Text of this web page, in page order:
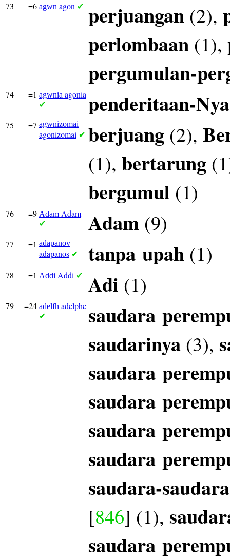
73 =6 agwn agon ✔ perjuangan (2),
perlombaan (1),
pergumulan-
74 =1 agwnia agonia
✔ penderitaan-Nya
75 =7 agwnizomai
agonizomai ✔ berjuang (2),
(1), bertarung
bergumul (1)
76 =9 Adam Adam
✔ Adam (9)
77 =1 adapanov
adapanos ✔ tanpa upah (1)
78 =1 Addi Addi ✔ Adi (1)
79 =24 adelfh adelphe
✔ saudara
saudarinya (3),
saudara
saudara
saudara
saudara
saudara-
[846] (1),
saudara